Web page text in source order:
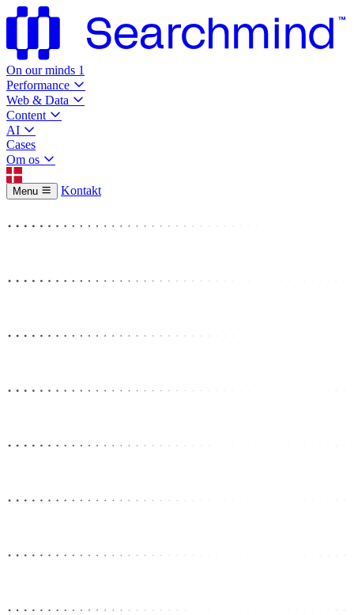
On our minds 1
Performance
Web & Data
Content
AI
Cases
Om os
Menu Kontakt